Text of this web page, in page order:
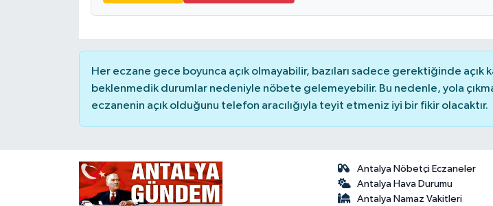
Her eczane gece boyunca açık olmayabilir, bazıları sadece gerektiğinde açık
beklenmedik durumlar nedeniyle nöbete gelemeyebilir. Bu nedenle, yola
eczanenin açık olduğunu telefon aracılığıyla teyit etmeniz iyi bir fikir olacaktır.
Antalya Nöbetçi Eczaneler
Antalya Hava Durumu
Antalya Namaz Vakitleri